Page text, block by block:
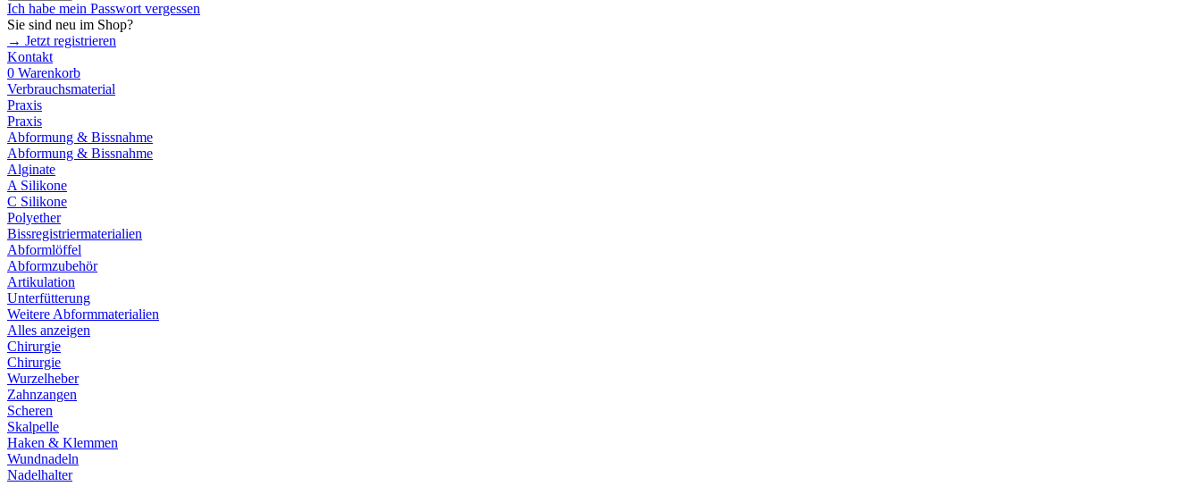
Ich habe mein Passwort vergessen
Sie sind neu im Shop?
→ Jetzt registrieren
Kontakt
0 Warenkorb
Verbrauchsmaterial
Praxis
Praxis
Abformung & Bissnahme
Abformung & Bissnahme
Alginate
A Silikone
C Silikone
Polyether
Bissregistriermaterialien
Abformlöffel
Abformzubehör
Artikulation
Unterfütterung
Weitere Abformmaterialien
Alles anzeigen
Chirurgie
Chirurgie
Wurzelheber
Zahnzangen
Scheren
Skalpelle
Haken & Klemmen
Wundnadeln
Nadelhalter